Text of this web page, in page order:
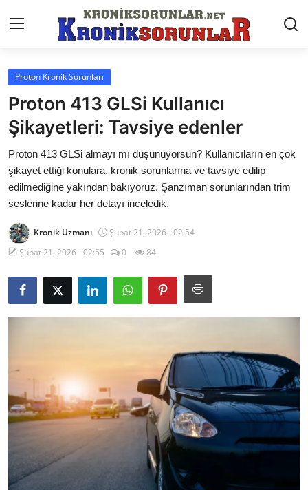
Anasayfa
Markalar
İletişim
Trafik & Cezalar
Sigorta & Kasko
Vergi & ÖTV & MTV
Sorgulamalar
Elektrikli & Hibrit
Kiralama & Filo
Sürüş & Güvenlik
Lastik & Jant
Proton Kronik Sorunları
Proton 413 GLSi Kullanıcı
Şikayetleri: Tavsiye edenler
Proton 413 GLSi almayı mı düşünüyorsun? Kullanıcıların en çok
şikayet ettiği konulara, kronik sorunlarına ve tavsiye edilip
edilmediğine yakından bakıyoruz. Şanzıman sorunlarından trim
seslerine kadar her detayı inceledik.
Kronik Uzmanı
Şubat 21, 2026 - 02:54
Şubat 21, 2026 - 02:55
0 84